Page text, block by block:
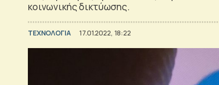
κοινωνικής δικτύωσης.
ΤΕΧΝΟΛΟΓΙΑ 17.01.2022, 18:22